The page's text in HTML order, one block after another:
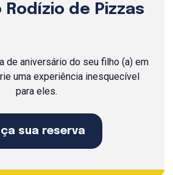
Rodízio de Pizzas
de aniversário do seu filho (a) em
uma experiência inesquecível
para eles.
sua reserva